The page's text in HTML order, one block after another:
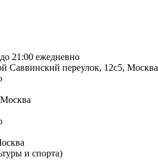
21:00 ежедневно
Саввинский переулок, 12с5, Москва
и спорта)